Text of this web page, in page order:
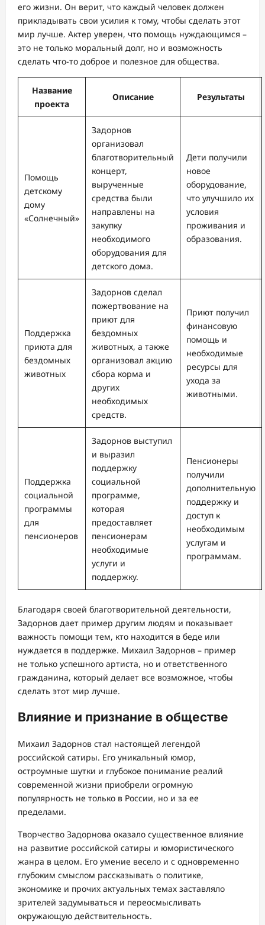
его жизни. Он верит, что каждый человек должен
прикладывать свои усилия к тому, чтобы сделать этот
мир лучше. Актер уверен, что помощь нуждающимся –
это не только моральный долг, но и возможность
сделать что-то доброе и полезное для общества.
Название
проекта
Описание Результаты
Помощь
детскому
дому
«Солнечный»
Задорнов
организовал
благотворительный
концерт,
вырученные
средства были
направлены на
закупку
необходимого
оборудования для
детского дома.
Дети получили
новое
оборудование,
что улучшило их
условия
проживания и
образования.
Поддержка
приюта для
бездомных
животных
Задорнов сделал
пожертвование на
приют для
бездомных
животных, а также
организовал акцию
сбора корма и
других
необходимых
средств.
Приют получил
финансовую
помощь и
необходимые
ресурсы для
ухода за
животными.
Поддержка
социальной
программы
для
пенсионеров
Задорнов выступил
и выразил
поддержку
социальной
программе,
которая
предоставляет
пенсионерам
необходимые
услуги и
поддержку.
Пенсионеры
получили
дополнительную
поддержку и
доступ к
необходимым
услугам и
программам.
Благодаря своей благотворительной деятельности,
Задорнов дает пример другим людям и показывает
важность помощи тем, кто находится в беде или
нуждается в поддержке. Михаил Задорнов – пример
не только успешного артиста, но и ответственного
гражданина, который делает все возможное, чтобы
сделать этот мир лучше.
Влияние и признание в обществе
Михаил Задорнов стал настоящей легендой
российской сатиры. Его уникальный юмор,
остроумные шутки и глубокое понимание реалий
современной жизни приобрели огромную
популярность не только в России, но и за ее
пределами.
Творчество Задорнова оказало существенное влияние
на развитие российской сатиры и юмористического
жанра в целом. Его умение весело и с одновременно
глубоким смыслом рассказывать о политике,
экономике и прочих актуальных темах заставляло
зрителей задумываться и переосмысливать
окружающую действительность.